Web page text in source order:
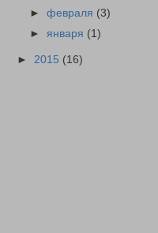
►февраля (3)
►января (1)
► 2015 (16)